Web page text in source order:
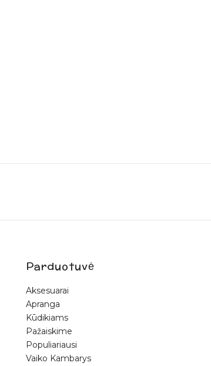
Parduotuvė
Aksesuarai
Apranga
Kūdikiams
Pažaiskime
Populiariausi
Vaiko Kambarys